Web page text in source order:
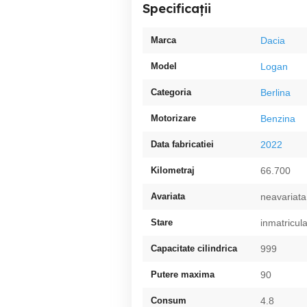
Specificații
Marca Dacia
Model Logan
Categoria Berlina
Motorizare Benzina
Data fabricatiei 2022
Kilometraj 66.700
Avariata neavariata
Stare
Capacitate cilindrica 999
Putere maxima 90
Consum 4.8